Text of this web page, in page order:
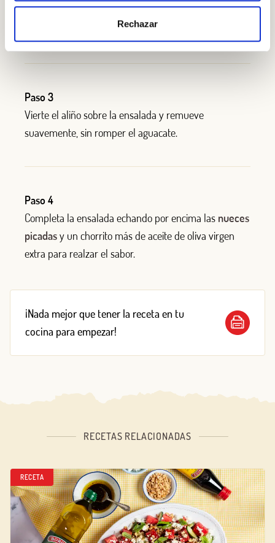
Rechazar
extracon el zumo de limón, sal y pimienta. Remueve
hasta que emulsione ligeramente.
Paso 3
Vierte el aliño sobre la ensalada y remueve
suavemente, sin romper el aguacate.
Paso 4
Completa la ensalada echando por encima las nueces
picadasy un chorrito más de aceite de oliva virgen
extra para realzar el sabor.
¡Nada mejor que tener la receta en tu
cocina para empezar!
RECETAS RELACIONADAS
RECETA